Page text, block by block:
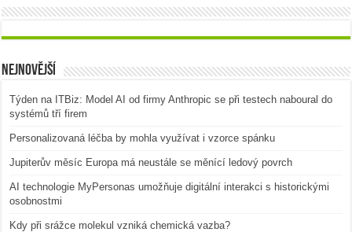
Nejnovější
Týden na ITBiz: Model AI od firmy Anthropic se při testech naboural do
systémů tří firem
Personalizovaná léčba by mohla využívat i vzorce spánku
Jupiterův měsíc Europa má neustále se měnící ledový povrch
AI technologie MyPersonas umožňuje digitální interakci s historickými
osobnostmi
Kdy při srážce molekul vzniká chemická vazba?